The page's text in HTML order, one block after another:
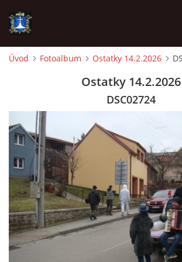
VÝJEZDY
INFORMACE JEDNOTKY »
TECHNIKA
OZNAČENÍ HASIČSKÉ TECHNIKY
Úvod Fotoalbum Ostatky 14.2.2026
Ostatky 14.2.2026
DSC02724